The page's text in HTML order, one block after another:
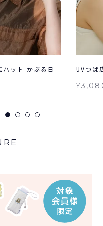
ハット かぶる日
UVつば